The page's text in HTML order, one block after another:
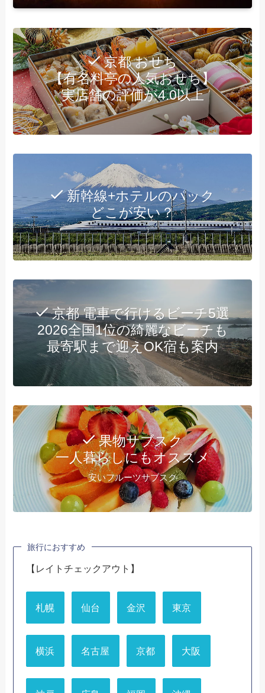
京都 おせち
【有名料亭の人気おせち】
実店舗の評価が4.0以上
新幹線+ホテルのパック
どこが安い？
京都 電車で行けるビーチ5選
2026全国1位の綺麗なビーチも
最寄駅まで迎えOK宿も案内
果物サブスク
一人暮らしにもオススメ
安いフルーツサブスク
旅行におすすめ
【レイトチェックアウト】
札幌 仙台 金沢 東京
横浜 名古屋 京都 大阪